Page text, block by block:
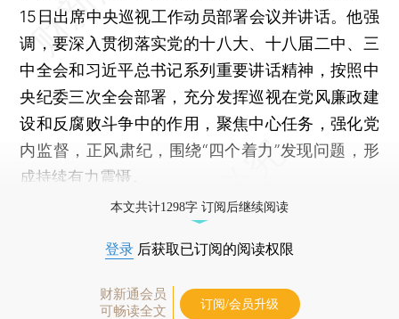
15日出席中央巡视工作动员部署会议并讲话。他强
调，要深入贯彻落实党的十八大、十八届二中、三
中全会和习近平总书记系列重要讲话精神，按照中
央纪委三次全会部署，充分发挥巡视在党风廉政建
设和反腐败斗争中的作用，聚焦中心任务，强化党
内监督，正风肃纪，围绕“四个着力”发现问题，形
成持续有力震慑。
本文共计1298字 订阅后继续阅读
登录 后获取已订阅的阅读权限
财新通会员
可畅读全文
订阅/会员升级